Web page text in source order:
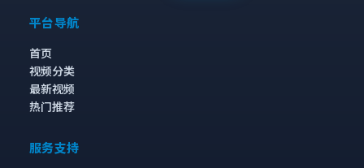
平台导航
首页
视频分类
最新视频
热门推荐
服务支持